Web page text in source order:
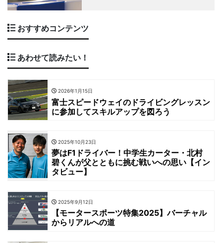
おすすめコンテンツ
あわせて読みたい！
2026年1月15日
富士スピードウェイのドライビングレッスン
に参加してスキルアップを図ろう
2025年10月23日
夢はF1ドライバー！中学生カーター・北村
碧くんが父とともに挑む戦いへの思い【イン
タビュー】
2025年9月12日
【モータースポーツ特集2025】バーチャル
からリアルへの道